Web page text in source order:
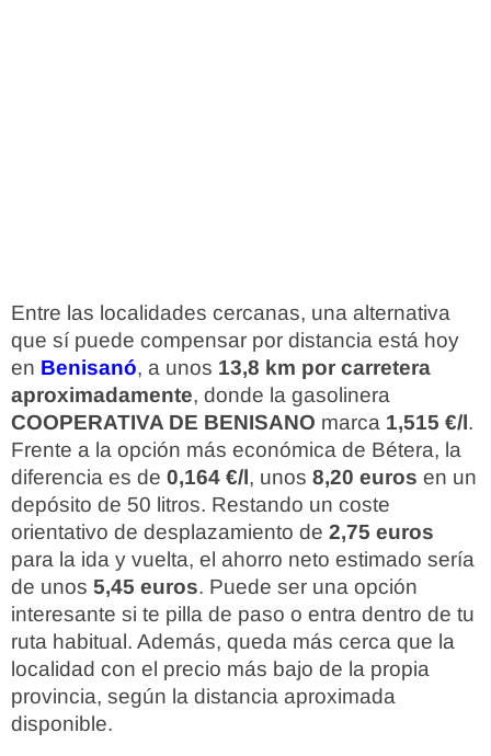
Entre las localidades cercanas, una alternativa
que sí puede compensar por distancia está hoy
en Benisanó, a unos 13,8 km por carretera
aproximadamente, donde la gasolinera
COOPERATIVA DE BENISANO marca 1,515 €/l.
Frente a la opción más económica de Bétera, la
diferencia es de 0,164 €/l, unos 8,20 euros en un
depósito de 50 litros. Restando un coste
orientativo de desplazamiento de 2,75 euros
para la ida y vuelta, el ahorro neto estimado sería
de unos 5,45 euros. Puede ser una opción
interesante si te pilla de paso o entra dentro de tu
ruta habitual. Además, queda más cerca que la
localidad con el precio más bajo de la propia
provincia, según la distancia aproximada
disponible.